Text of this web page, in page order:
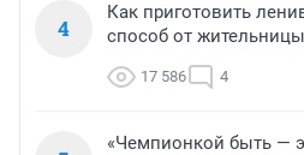
4
Как приготовить
способ от
17 586 4
«Чемпионкой быть —